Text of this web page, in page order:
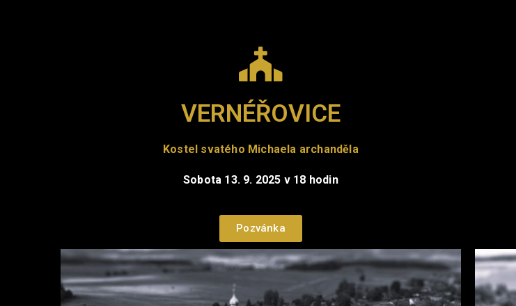
VERNÉŘOVICE
Kostel svatého Michaela archanděla
Sobota 13. 9. 2025 v 18 hodin
Pozvánka